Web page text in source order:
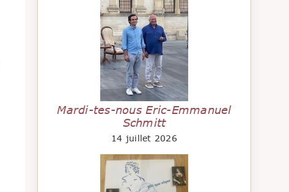
Mardi-tes-nous Eric-Emmanuel
Schmitt
14 juillet 2026